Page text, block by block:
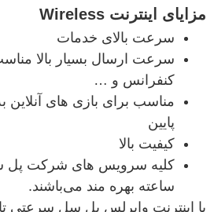
مزایای اینترنت Wireless
سرعت بالای خدمات
سرعت ارسال بسیار بالا
کنفرانس و …
پایین
کیفیت بالا
ساعته بهره مند می‌باشند.